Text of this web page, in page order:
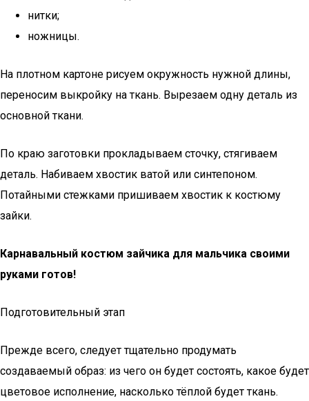
нитки;
ножницы.
На плотном картоне рисуем окружность нужной длины,
переносим выкройку на ткань. Вырезаем одну деталь из
основной ткани.
По краю заготовки прокладываем сточку, стягиваем
деталь. Набиваем хвостик ватой или синтепоном.
Потайными стежками пришиваем хвостик к костюму
зайки.
Карнавальный костюм зайчика для мальчика своими
руками готов!
Подготовительный этап
Прежде всего, следует тщательно продумать
создаваемый образ: из чего он будет состоять, какое будет
цветовое исполнение, насколько тёплой будет ткань.